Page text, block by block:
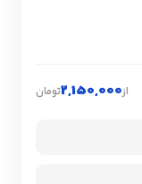
از2,150,000تومان